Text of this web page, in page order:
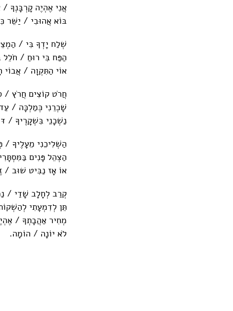
אֲנִי אֶהְיֶה קָרְבָּנְךָ
בּ‍ו‍ֹא אֲהוּבִי / יַשֵּׁר
שְׁלַח יָדְךָ בִּי /
הַפַּח בִּי רוּחַ /
אוֹי הַתִּקְוָה / אֲבוֹי
חֲרֹט קוֹצִים חֲרֹץ /
שָׁכְרֵנִי כְּמַלְכָּה /
נַשְׁכָנֵי בִּשְׁקָרֶיךָ /
הַשְׁלִיכֵנִי מֵעָלֶיךָ /
הַצְהֵל פָּנִים
אוֹ אָז נַבִּיט שׁוּב /
קְרַב לְחָלָב שָׁדַי /
תֵּן לְדִמְעָתִי
מְחִיר אַהֲבָתְךָ /
לֹא יוֹנָה / הוֹמָה.